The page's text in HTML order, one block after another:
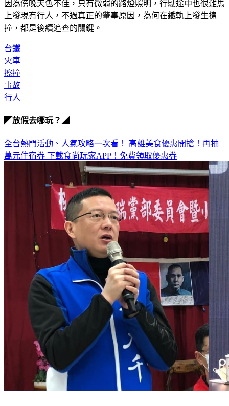
因為傍晚天色不佳，只有微弱的路燈照明，行駛途中也很難馬
上發現有行人，不過真正的肇事原因，為何在鐵軌上發生擦
撞，都是後續追查的關鍵。
台鐵
火車
擦撞
事故
行人
◤放假去哪玩？◢
全台熱門活動、人氣攻略一次看！ 高雄美食優惠開搶！再抽
萬元住宿券 下載食尚玩家APP！免費領取優惠券